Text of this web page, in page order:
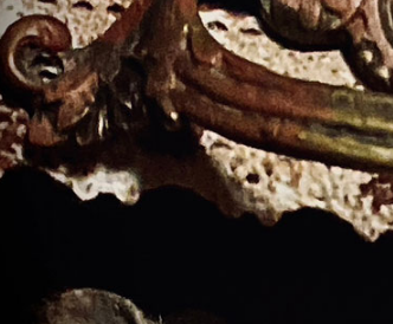
」ポストカード 武
)
to catch a butterfly [Blood
B.]
42,000円 (税込)